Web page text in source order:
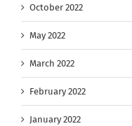
October 2022
May 2022
March 2022
February 2022
January 2022